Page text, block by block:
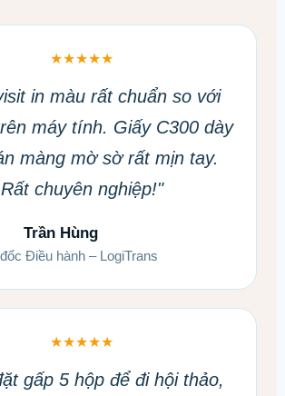
★★★★★
in màu rất chuẩn so với
máy tính. Giấy C300 dày
màng mờ sờ rất mịn tay.
Rất chuyên nghiệp!"
Trần Hùng
Điều hành – LogiTrans
★★★★★
gấp 5 hộp để đi hội thảo,